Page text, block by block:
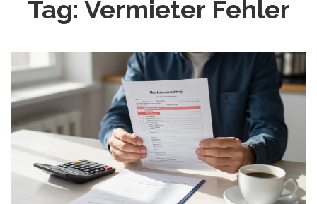
Tag: Vermieter Fehler